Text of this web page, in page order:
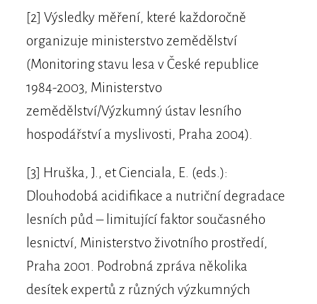
[2] Výsledky měření, které každoročně
organizuje ministerstvo zemědělství
(Monitoring stavu lesa v České republice
1984-2003, Ministerstvo
zemědělství/Výzkumný ústav lesního
hospodářství a myslivosti, Praha 2004).
[3] Hruška, J., et Cienciala, E. (eds.):
Dlouhodobá acidifikace a nutriční degradace
lesních půd – limitující faktor současného
lesnictví, Ministerstvo životního prostředí,
Praha 2001. Podrobná zpráva několika
desítek expertů z různých výzkumných